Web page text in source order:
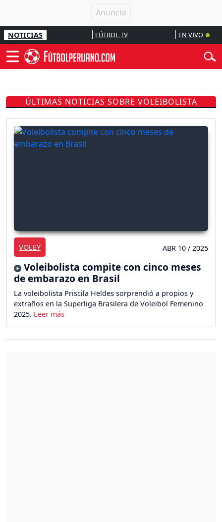
NOTICIAS FÚTBOL TV EN VIVO
ÚLTIMAS NOTICIAS SOBRE VOLEIBOLISTA
VOLEY ABR 10 / 2025
Voleibolista compite con cinco meses
de embarazo en Brasil
La voleibolista Priscila Heldes sorprendió a propios y
extraños en la Superliga Brasilera de Voleibol Femenino
2025.